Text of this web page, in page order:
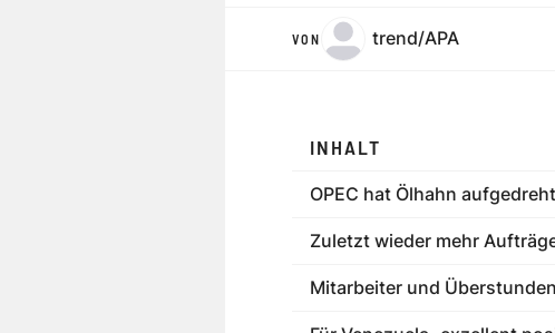
VON trend/APA
INHALT
OPEC hat Ölhahn aufgedreht
Zuletzt wieder mehr
Mitarbeiter und